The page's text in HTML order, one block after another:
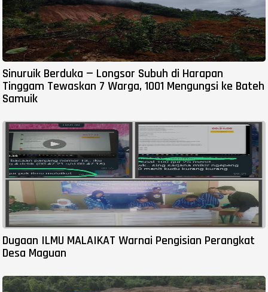
Sinuruik Berduka — Longsor Subuh di Harapan
Tinggam Tewaskan 7 Warga, 1001 Mengungsi ke Bateh
Samuik
Dugaan ILMU MALAIKAT Warnai Pengisian Perangkat
Desa Maguan